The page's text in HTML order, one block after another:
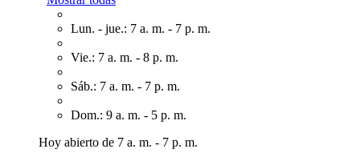
Lun. - jue.: 7 a. m. - 7 p. m.
Vie.: 7 a. m. - 8 p. m.
Sáb.: 7 a. m. - 7 p. m.
Dom.: 9 a. m. - 5 p. m.
Hoy abierto de 7 a. m. - 7 p. m.